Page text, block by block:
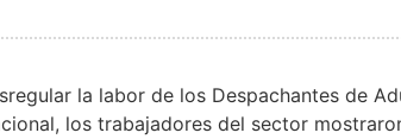
la labor de los Despachantes de
los trabajadores del sector